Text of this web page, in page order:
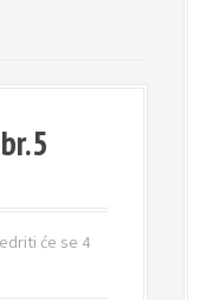
će se 4